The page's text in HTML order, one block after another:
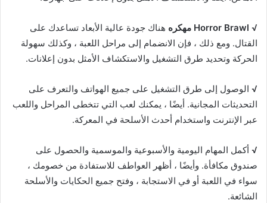
√ Horror Brawl مهكره
هناك جودة عالية الأبعاد تساعدك على
القتال. ومع ذلك ، فإن الانضمام إلى مراحل اللعبة ، وكذلك سهولة
الحركة وتحديد طرق التشغيل والاستكشاف الأمثل بدون إعلانات.
√ الوصول إلى طرق التشغيل على جميع الهواتف والتعرف على
التحديثات المجانية. أيضًا ، يمكنك لعب التي تتخطى المراحل واللعب
عبر الإنترنت واستخدام أحدث الأسلحة في المعركة.
√ أكمل المهام اليومية والأسبوعية والموسمية والحصول على
صندوق مكافأة. وأيضًا ، أظهر العواطف للاستفادة من خصومك ،
سواء في اللعبة أو في الاستجابة ، وفتح جميع الحكايات والأسلحة
الشائعة.